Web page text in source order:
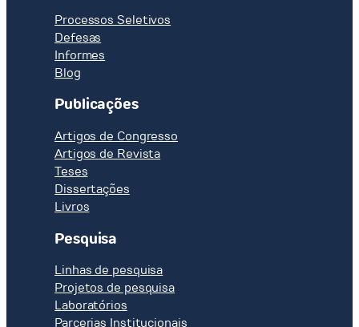
Processos Seletivos
Defesas
Informes
Blog
Publicações
Artigos de Congresso
Artigos de Revista
Teses
Dissertações
Livros
Pesquisa
Linhas de pesquisa
Projetos de pesquisa
Laboratórios
Parcerias Institucionais